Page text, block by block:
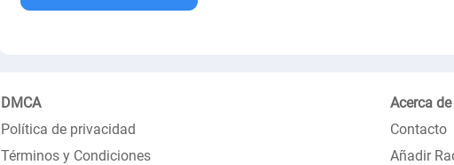
DMCA
Política de privacidad
Términos y Condiciones
Acerca
Contacto
Añadir